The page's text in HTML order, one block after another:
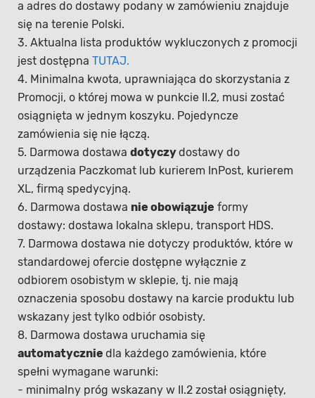
a adres do dostawy podany w zamówieniu znajduje
się na terenie Polski.
3. Aktualna lista produktów wykluczonych z promocji
jest dostępna TUTAJ.
4. Minimalna kwota, uprawniająca do skorzystania z
Promocji, o której mowa w punkcie II.2, musi zostać
osiągnięta w jednym koszyku. Pojedyncze
zamówienia się nie łączą.
5. Darmowa dostawa dotyczydostawy do
urządzenia Paczkomat lub kurierem InPost, kurierem
XL, firmą spedycyjną.
6. Darmowa dostawa nie obowiązuje formy
dostawy: dostawa lokalna sklepu, transport HDS.
7. Darmowa dostawa nie dotyczy produktów, które w
standardowej ofercie dostępne wyłącznie z
odbiorem osobistym w sklepie, tj. nie mają
oznaczenia sposobu dostawy na karcie produktu lub
wskazany jest tylko odbiór osobisty.
8. Darmowa dostawa uruchamia się
automatycznie dla każdego zamówienia, które
spełni wymagane warunki:
- minimalny próg wskazany w II.2 został osiągnięty,